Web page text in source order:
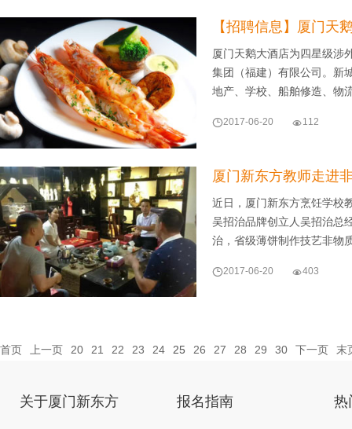
【招聘信息】厦门天
厦门天鹅大酒店为四星级涉
集团（福建）有限公司。新
地产、学校、船舶修造、
2017-06-20 112
厦门新东方教师走进
近日，厦门新东方烹饪学校
吴招治品牌创立人吴招治总
治，省级薄饼制作技艺非
2017-06-20 403
首页 上一页 20 21 22 23 24 25 26 27 28 29 30 下一页 末
关于厦门新东方 报名指南 热